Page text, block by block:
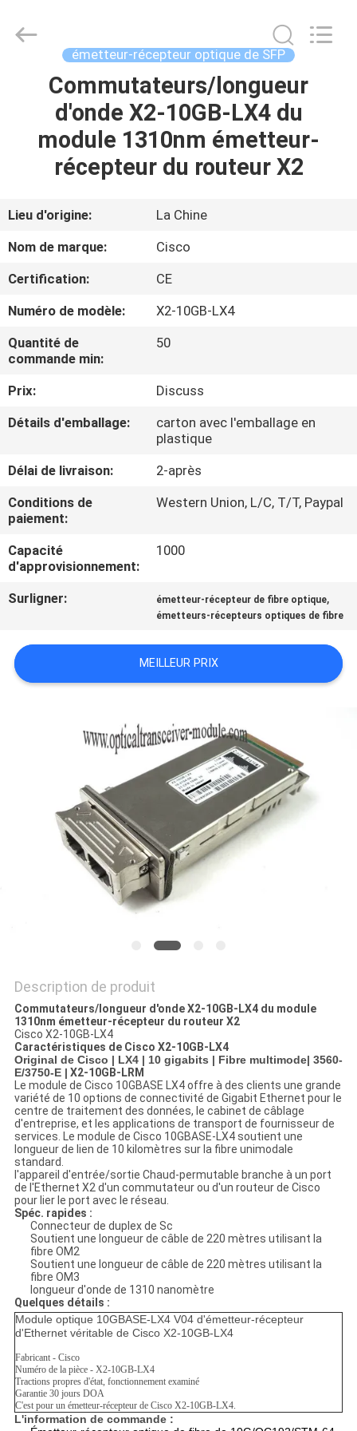
MAISON
VIDÉOS
À
PROPOS
DE
VISITE
L'USINE
CONTRÔLE
DE
QUALITÉ
NOUS
CONTACTER
NOUVELLES
AFFAIRES
SITEMAP
CONFIDENTIALITÉ
Equipment
émetteur-récepteur optique de SFP
Commutateurs/longueur
d'onde X2-10GB-LX4 du
module 1310nm émetteur-
récepteur du routeur X2
Lieu d'origine:
La Chine
Nom de marque:
Cisco
Certification:
CE
Numéro de modèle:
X2-10GB-LX4
Quantité de
commande min:
50
Prix:
Discuss
Détails d'emballage:
carton avec l'emballage en
plastique
Délai de livraison:
2-après
Conditions de
paiement:
Western Union, L/C, T/T, Paypal
Capacité
d'approvisionnement:
1000
Surligner: émetteur-récepteur de fibre optique,
émetteurs-récepteurs optiques de fibre
MEILLEUR PRIX
Description de produit
Commutateurs/longueur d'onde X2-10GB-LX4 du module
1310nm émetteur-récepteur du routeur X2
Cisco X2-10GB-LX4
Caractéristiques de Cisco X2-10GB-LX4
Original de Cisco | LX4 | 10 gigabits | Fibre multimode| 3560-
E/3750-E | X2-10GB-LRM
Le module de Cisco 10GBASE LX4 offre à des clients une grande
variété de 10 options de connectivité de Gigabit Ethernet pour le
centre de traitement des données, le cabinet de câblage
d'entreprise, et les applications de transport de fournisseur de
services. Le module de Cisco 10GBASE-LX4 soutient une
longueur de lien de 10 kilomètres sur la fibre unimodale
standard.
l'appareil d'entrée/sortie Chaud-permutable branche à un port
de l'Ethernet X2 d'un commutateur ou d'un routeur de Cisco
pour lier le port avec le réseau.
Spéc. rapides :
Connecteur de duplex de Sc
Soutient une longueur de câble de 220 mètres utilisant la
fibre OM2
Soutient une longueur de câble de 220 mètres utilisant la
fibre OM3
longueur d'onde de 1310 nanomètre
Quelques détails :
Module optique 10GBASE-LX4 V04 d'émetteur-récepteur
d'Ethernet véritable de Cisco X2-10GB-LX4
Fabricant - Cisco
Numéro de la pièce - X2-10GB-LX4
Tractions propres d'état, fonctionnement examiné
Garantie 30 jours DOA
C'est pour un émetteur-récepteur de Cisco X2-10GB-LX4.
L'information de commande :